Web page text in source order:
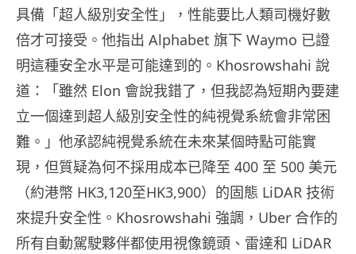
具備「超人級別安全性」，性能要比人類司機好數
倍才可接受。他指出 Alphabet 旗下 Waymo 已證
明這種安全水平是可能達到的。Khosrowshahi 說
道：「雖然 Elon 會說我錯了，但我認為短期內要建
立一個達到超人級別安全性的純視覺系統會非常困
難。」他承認純視覺系統在未來某個時點可能實
現，但質疑為何不採用成本已降至 400 至 500 美元
（約港幣 HK3,120至HK3,900）的固態 LiDAR 技術
來提升安全性。Khosrowshahi 強調，Uber 合作的
所有自動駕駛夥伴都使用視像鏡頭、雷達和 LiDAR